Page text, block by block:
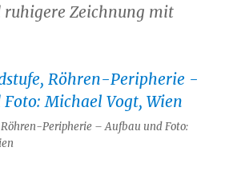
ruhigere Zeichnung mit
Peripherie – Aufbau und Foto: